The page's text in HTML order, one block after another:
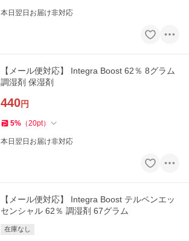
本日翌日お届け非対応
【メール便対応】 Integra Boost 62％ 8グラム
調湿剤 保湿剤
440円
5% （20pt）
本日翌日お届け非対応
【メール便対応】 Integra Boost テルペンエッ
センシャル 62％ 調湿剤 67グラム
在庫なし